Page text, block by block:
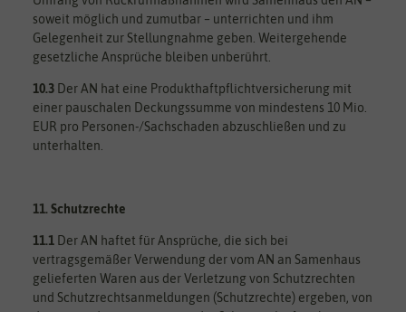
soweit möglich und zumutbar – unterrichten und ihm
Gelegenheit zur Stellungnahme geben. Weitergehende
gesetzliche Ansprüche bleiben unberührt.
10.3 Der AN hat eine Produkthaftpflichtversicherung mit
einer pauschalen Deckungssumme von mindestens 10 Mio.
EUR pro Personen-/Sachschaden abzuschließen und zu
unterhalten.
11. Schutzrechte
11.1 Der AN haftet für Ansprüche, die sich bei
vertragsgemäßer Verwendung der vom AN an Samenhaus
gelieferten Waren aus der Verletzung von Schutzrechten
und Schutzrechtsanmeldungen (Schutzrechte) ergeben, von